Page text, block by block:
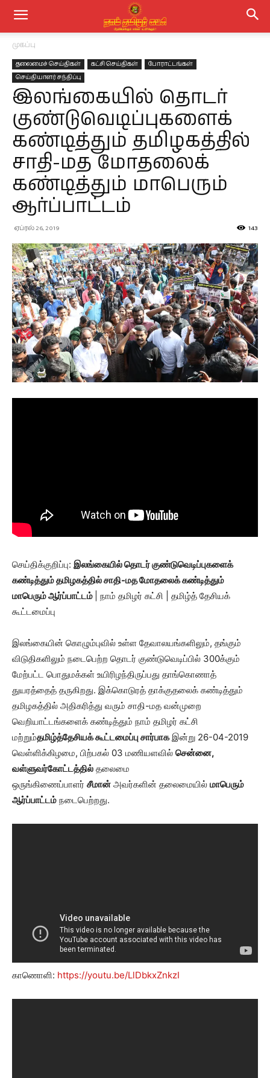
முகப்பு
தலைமைச் செய்திகள் கட்சி செய்திகள்
போராட்டங்கள்
செய்தியாளர் சந்திப்பு
இலங்கையில் தொடர்
குண்டுவெடிப்புகளைக்
கண்டித்தும் தமிழகத்தில்
சாதி-மத மோதலைக்
கண்டித்தும் மாபெரும்
ஆர்ப்பாட்டம்
ஏப்ரல் 26, 2019 143
செய்திக்குறிப்பு: இலங்கையில் தொடர் குண்டுவெடிப்புகளைக்
கண்டித்தும் தமிழகத்தில் சாதி-மத மோதலைக் கண்டித்தும்
மாபெரும் ஆர்ப்பாட்டம்
| நாம் தமிழர் கட்சி | தமிழ்த் தேசியக்
கூட்டமைப்பு
இலங்கையின் கொழும்புவில் உள்ள தேவாலயங்களிலும், தங்கும்
விடுதிகளிலும் நடைபெற்ற தொடர் குண்டுவெடிப்பில் 300க்கும்
மேற்பட்ட பொதுமக்கள் உயிரிழந்திருப்பது தாங்கொணாத்
துயரத்தைத் தருகிறது. இக்கொடுரத் தாக்குதலைக் கண்டித்தும்
தமிழகத்தில் அதிகரித்து வரும் சாதி-மத வன்முறை
வெறியாட்டங்களைக் கண்டித்தும் நாம் தமிழர் கட்சி
மற்றும்தமிழ்த்தேசியக் கூட்டமைப்பு சார்பாகஇன்று 26-04-2019
வெள்ளிக்கிழமை, பிற்பகல் 03 மணியளவில் சென்னை,
வள்ளுவர்கோட்டத்தில் தலைமை
ஒருங்கிணைப்பாளர் சீமான் அவர்களின் தலைமையில் மாபெரும்
ஆர்ப்பாட்டம் நடைபெற்றது.
காணொளி: https://youtu.be/LlDbkxZnkzI